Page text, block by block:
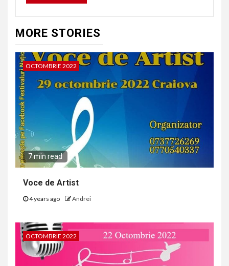
MORE STORIES
OCTOMBRIE 2022
7 min read
Voce de Artist
4 years ago Andrei
OCTOMBRIE 2022